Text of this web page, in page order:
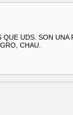
UDS. SON UNA
CHAU.